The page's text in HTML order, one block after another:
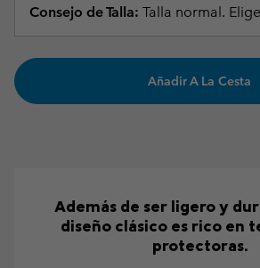
Consejo de Talla: Talla normal.
Añadir A La Cesta
Además de ser ligero y
diseño clásico es rico en
protectoras.